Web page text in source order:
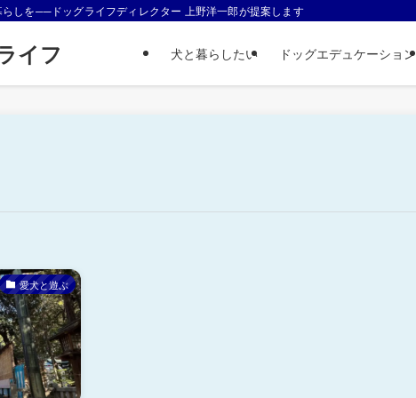
しを──ドッグライフディレクター 上野洋一郎が提案します
イフ 犬と暮らしたい ドッグエデュケーション
愛犬と遊ぶ